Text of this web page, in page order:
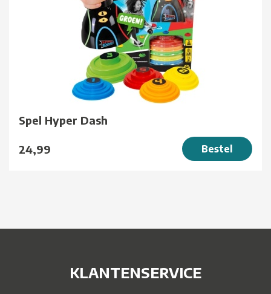
Spel Hyper Dash
24,99 Bestel
KLANTENSERVICE